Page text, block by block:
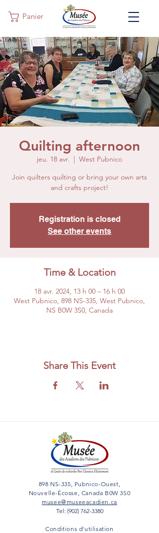
Panier
Quilting afternoon
jeu. 18 avr.
  |
West Pubnico
Join quilters quilting or bring your own arts
and crafts project!
Registration is closed
See other events
Time & Location
18 avr. 2024, 13 h 00 – 16 h 00
West Pubnico, 898 NS-335, West Pubnico,
NS B0W 3S0, Canada
Share This Event
898 NS-335, Pubnico-Ouest,
Nouvelle-Écosse, Canada B0W 3S0
musee@museeacadien.ca
Tel: (902) 762-3380
Conditions d'utilisation